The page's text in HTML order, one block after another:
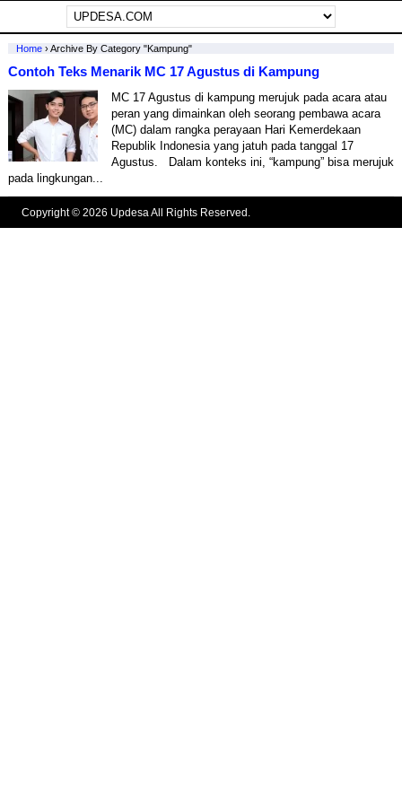
Home›Archive By Category "Kampung"
Contoh Teks Menarik MC 17 Agustus di Kampung
MC 17 Agustus di kampung merujuk pada acara atau
peran yang dimainkan oleh seorang pembawa acara
(MC) dalam rangka perayaan Hari Kemerdekaan
Republik Indonesia yang jatuh pada tanggal 17
Agustus. Dalam konteks ini, “kampung” bisa merujuk
pada lingkungan...
Copyright © 2026 Updesa All Rights Reserved.